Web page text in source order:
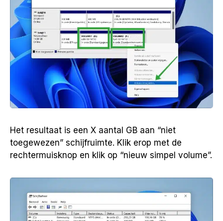
Het resultaat is een X aantal GB aan “niet
toegewezen” schijfruimte. Klik erop met de
rechtermuisknop en klik op “nieuw simpel volume”.